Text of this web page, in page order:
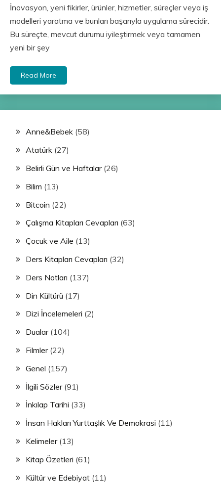
İnovasyon, yeni fikirler, ürünler, hizmetler, süreçler veya iş
modelleri yaratma ve bunları başarıyla uygulama sürecidir.
Bu süreçte, mevcut durumu iyileştirmek veya tamamen
yeni bir şey
Read More
Anne&Bebek (58)
Atatürk (27)
Belirli Gün ve Haftalar(26)
Bilim (13)
Bitcoin (22)
Çalışma Kitapları Cevapları (63)
Çocuk ve Aile (13)
Ders Kitapları Cevapları (32)
Ders Notları (137)
Din Kültürü (17)
Dizi İncelemeleri (2)
Dualar(104)
Filmler(22)
Genel (157)
İlgili Sözler(91)
İnkılap Tarihi (33)
İnsan Hakları Yurttaşlık Ve Demokrasi (11)
Kelimeler(13)
Kitap Özetleri (61)
Kültür ve Edebiyat (11)